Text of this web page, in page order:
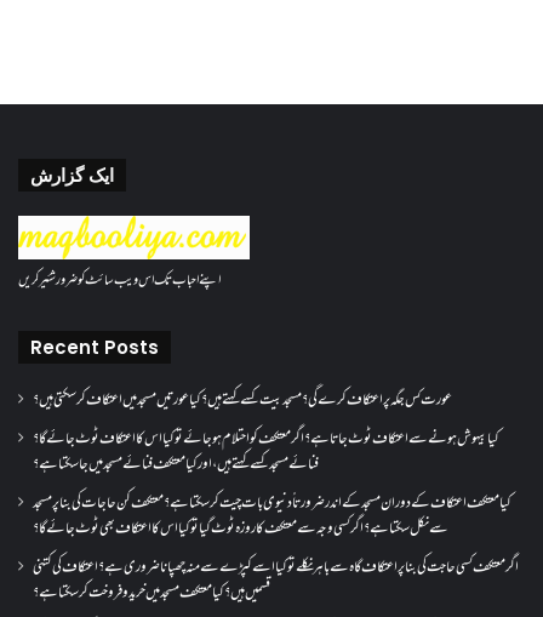
ایک گزارش
اپنے احباب تک اس ویب سائٹ کو ضرور شئیر کریں
Recent Posts
عورت کس جگہ پر اعتکاف کرے گی؟مسجد بیت کسے کہتے ہیں؟کیا عورتیں مسجد میں اعتکاف کر سکتی ہیں؟
کیا بیہوش ہونے سے اعتکاف ٹوٹ جاتا ہے؟ اگر معتکف کو احتلام ہو جائے تو کیا اس کا اعتکاف ٹوٹ جائے گا؟
فنائے مسجد کسے کہتے ہیں ، اور کیا معتکف فنائے مسجد میں جا سکتا ہے؟
کیا معتکف اعتکاف کے دوران مسجد کے اندر ضرورتاً دنیوی بات چیت کر سکتا ہے؟معتکف کن حاجات کی بنا پر مسجد
سے نکل سکتا ہے؟ اگر کسی وجہ سے معتکف کا روزہ ٹوٹ گیا تو کیا اس کا اعتکاف بھی ٹوٹ جائے گا؟
اگر معتکف کسی حاجت کی بنا پر اعتکاف گاہ سے باہر نکلے تو کیا اسے کپڑے سے منہ چھپانا ضروری ہے؟اعتکاف کی کتنی
قسمیں ہیں؟کیا معتکف مسجد میں خرید و فروخت کر سکتا ہے؟